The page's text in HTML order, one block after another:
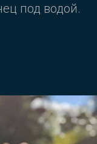
под водой.